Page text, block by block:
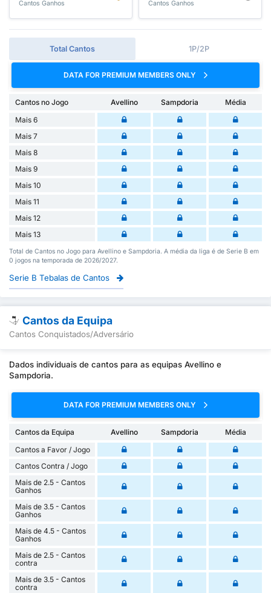
Cantos Ganhos Cantos Ganhos
Total Cantos 1P/2P
DATA FOR PREMIUM MEMBERS ONLY
Cantos no Jogo Avellino Sampdoria
Média
Mais 6
Mais 7
Mais 8
Mais 9
Mais 10
Mais 11
Mais 12
Mais 13
Total de Cantos no Jogo para Avellino e Sampdoria. A média da liga é de Serie B em
0 jogos na temporada de 2026/2027.
Serie B Tebalas de Cantos
Cantos da Equipa
Cantos Conquistados/Adversário
Dados individuais de cantos para as equipas Avellino e
Sampdoria.
DATA FOR PREMIUM MEMBERS ONLY
Cantos da Equipa Avellino Sampdoria
Média
Cantos a Favor / Jogo
Cantos Contra / Jogo
Mais de 2.5 - Cantos
Ganhos
Mais de 3.5 - Cantos
Ganhos
Mais de 4.5 - Cantos
Ganhos
Mais de 2.5 - Cantos
contra
Mais de 3.5 - Cantos
contra